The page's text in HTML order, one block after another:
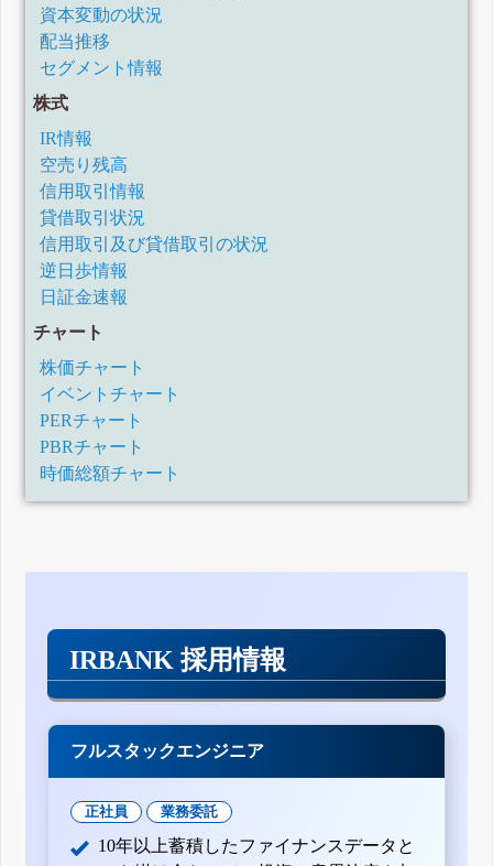
資本変動の状況
配当推移
セグメント情報
株式
IR情報
空売り残高
信用取引情報
貸借取引状況
信用取引及び貸借取引の状況
逆日歩情報
日証金速報
チャート
株価チャート
イベントチャート
PERチャート
PBRチャート
時価総額チャート
IRBANK 採用情報
フルスタックエンジニア
正社員 業務委託
10年以上蓄積したファイナンスデータと